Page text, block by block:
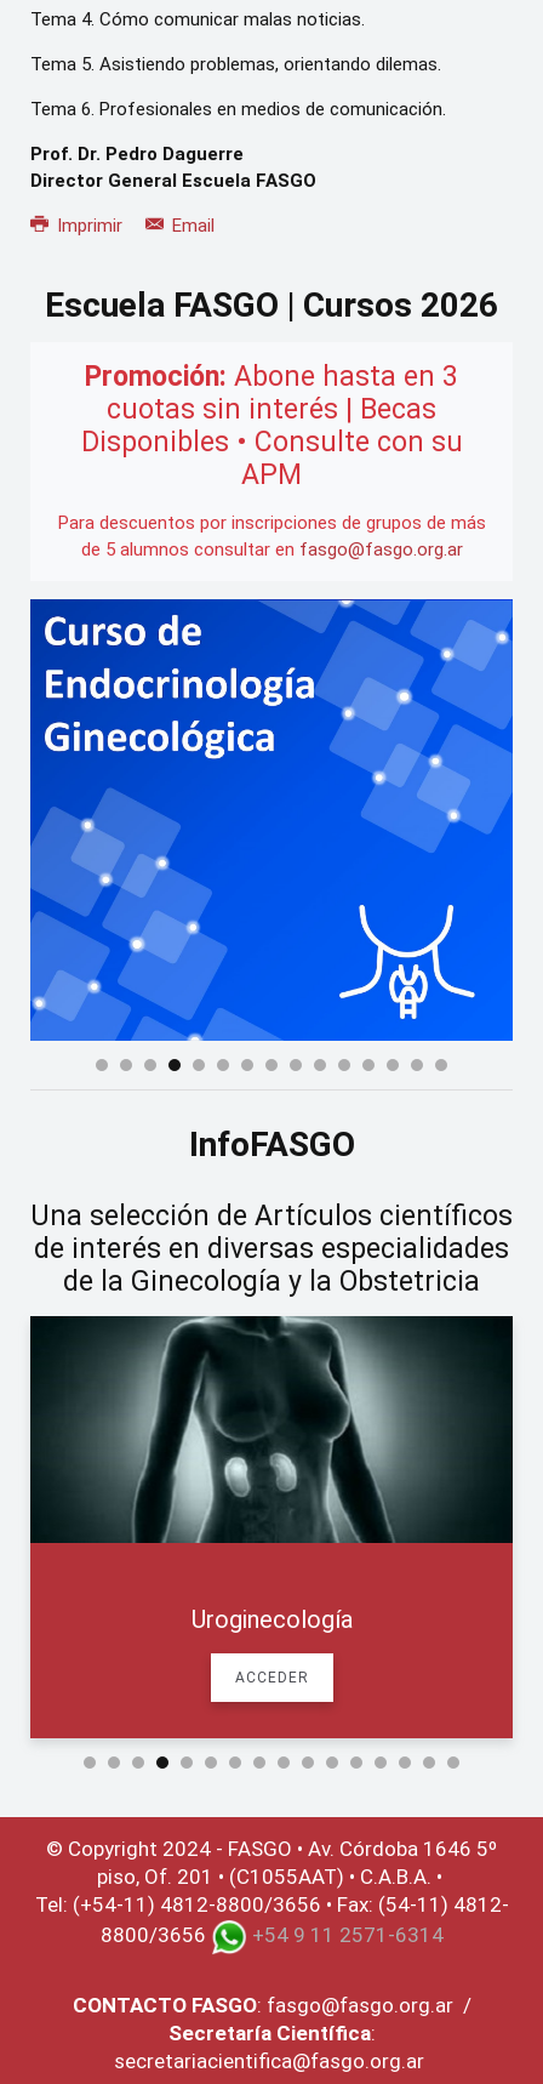
Tema 4. Cómo comunicar malas noticias.
Tema 5. Asistiendo problemas, orientando dilemas.
Tema 6. Profesionales en medios de comunicación.
Prof. Dr. Pedro Daguerre
Director General Escuela FASGO
Imprimir Email
Escuela FASGO | Cursos 2026
Promoción: Abone hasta en 3
cuotas sin interés | Becas
Disponibles • Consulte con su
APM
Para descuentos por inscripciones de grupos de más
de 5 alumnos consultar en fasgo@fasgo.org.ar
InfoFASGO
Una selección de Artículos científicos
de interés en diversas especialidades
de la Ginecología y la Obstetricia
Uroginecología
ACCEDER
© Copyright 2024 - FASGO • Av. Córdoba 1646 5º
piso, Of. 201 • (C1055AAT) • C.A.B.A. •
Tel: (+54-11) 4812-8800/3656 • Fax: (54-11) 4812-
8800/3656
+54 9 11 2571-6314
CONTACTO FASGO: fasgo@fasgo.org.ar/
Secretaría Científica:
secretariacientifica@fasgo.org.ar